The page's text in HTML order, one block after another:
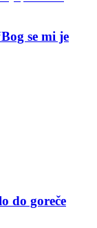
se mi je
do goreče